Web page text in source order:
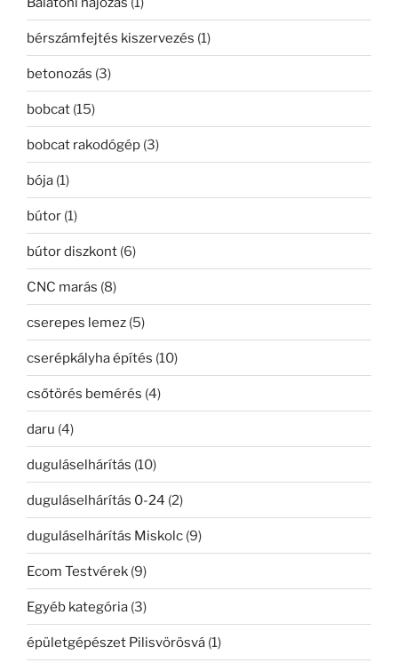
bérszámfejtés kiszervezés (1)
betonozás (3)
bobcat (15)
bobcat rakodógép (3)
bója (1)
bútor (1)
bútor diszkont (6)
CNC marás (8)
cserepes lemez (5)
cserépkályha építés (10)
csőtörés bemérés (4)
daru (4)
duguláselhárítás (10)
duguláselhárítás 0-24 (2)
duguláselhárítás Miskolc (9)
Ecom Testvérek (9)
Egyéb kategória (3)
épületgépészet Pilisvörösvá (1)